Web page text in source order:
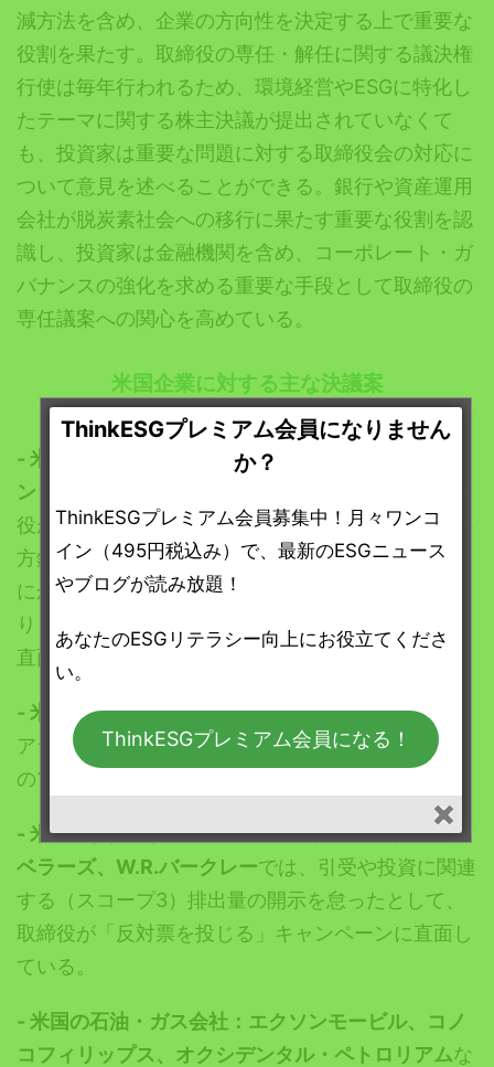
減方法を含め、企業の方向性を決定する上で重要な
役割を果たす。取締役の専任・解任に関する議決権
行使は毎年行われるため、環境経営やESGに特化し
たテーマに関する株主決議が提出されていなくて
も、投資家は重要な問題に対する取締役会の対応に
ついて意見を述べることができる。銀行や資産運用
会社が脱炭素社会への移行に果たす重要な役割を認
識し、投資家は金融機関を含め、コーポレート・ガ
バナンスの強化を求める重要な手段として取締役の
専任議案への関心を高めている。
米国企業に対する主な決議案
- 米国の銀行：ゴールドマン・サックス、
ン・チェース、バンク・オブ・アメリカ
役が石油・ガス事業への新規取り組みに関する除外
方針を持たなかったり、石油・ガス部門への投融資
にかかる排出量の絶対排出量目標を設定しなかった
りしたことで、「反対票を投じる」キャンペーンに
直面している。
- 米国の資産運用会社：投資家は、石油大手サウジ
アラムコのアミン・ナセル最高経営責任者（CEO）
のブラックロック取締役
- 米国の保険会社：チャブ、ハートフォード、トラ
ベラーズ、 W.R.バークレーでは、引受や投資に関連
する（スコープ3）排出量の開示を怠ったとして、
取締役が「反対票を投じる」キャンペーンに直面し
ている。
- 米国の石油・ガス会社：エクソンモービル、コノ
コフィリップス、オクシデンタル・ペトロリアムな
ThinkESGプレミアム会員になりません
か？
ThinkESGプレミアム会員募集中！月々ワンコ
イン（495円税込み）で、最新のESGニュース
やブログが読み放題！
あなたのESGリテラシー向上にお役立てくださ
い。
ThinkESGプレミアム会員になる！